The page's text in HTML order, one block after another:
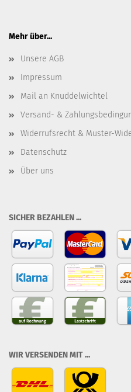
Mehr über...
Unsere AGB
Impressum
Mail an Knuddelwichtel
Versand- &
Widerrufsrecht & Muster-
Datenschutz
Über uns
SICHER BEZAHLEN ...
WIR VERSENDEN MIT ...